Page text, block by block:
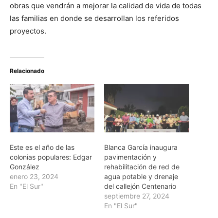
obras que vendrán a mejorar la calidad de vida de todas
las familias en donde se desarrollan los referidos
proyectos.
Relacionado
Este es el año de las
colonias populares: Edgar
González
enero 23, 2024
En "El Sur"
Blanca García inaugura
pavimentación y
rehabilitación de red de
agua potable y drenaje
del callejón Centenario
septiembre 27, 2024
En "El Sur"